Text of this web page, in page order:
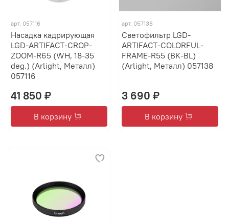
арт. 057116
Насадка кадрирующая
LGD-ARTIFACT-CROP-
ZOOM-R65 (WH, 18-35
deg.) (Arlight, Металл)
057116
41 850 ₽
В корзину
арт. 057138
Светофильтр LGD-
ARTIFACT-COLORFUL-
FRAME-R55 (BK-BL)
(Arlight, Металл) 057138
3 690 ₽
В корзину